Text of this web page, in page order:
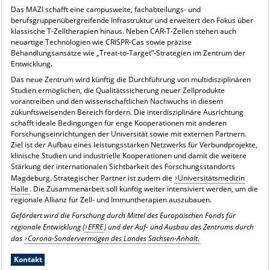
Das MAZIschafft eine campusweite, fachabteilungs- und
berufsgruppenübergreifende Infrastruktur und erweitert den Fokus über
klassische T-Zelltherapien hinaus. Neben CAR-T-Zellen stehen auch
neuartige Technologien wie CRISPR-Cas sowie präzise
Behandlungsansätze wie „Treat-to-Target”-Strategien im Zentrum der
Entwicklung.
Das neue Zentrum wird künftig die Durchführung von multidisziplinären
Studien ermöglichen, die Qualitätssicherung neuer Zellprodukte
vorantreiben und den wissenschaftlichen Nachwuchs in diesem
zukunftsweisenden Bereich fördern. Die interdisziplinäre Ausrichtung
schafft ideale Bedingungen für enge Kooperationen mit anderen
Forschungseinrichtungen der Universität sowie mit externen Partnern.
Ziel ist der Aufbau eines leistungsstarken Netzwerks für Verbundprojekte,
klinische Studien und industrielle Kooperationen und damit die weitere
Stärkung der internationalen Sichtbarkeit des Forschungsstandorts
Magdeburg. Strategischer Partner ist zudem die
Universitätsmedizin
Halle . Die Zusammenarbeit soll künftig weiter intensiviert werden, um die
regionale Allianz für Zell- und Immuntherapien auszubauen.
Gefördert wird die Forschung durch Mittel des Europäischen Fonds für
regionale Entwicklung ( EFRE) und der Auf- und Ausbau des Zentrums durch
das Corona-Sondervermögen des Landes Sachsen-Anhalt.
Kontakt